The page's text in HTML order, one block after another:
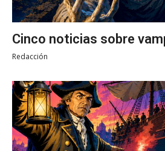
Cinco noticias sobre
Redacción